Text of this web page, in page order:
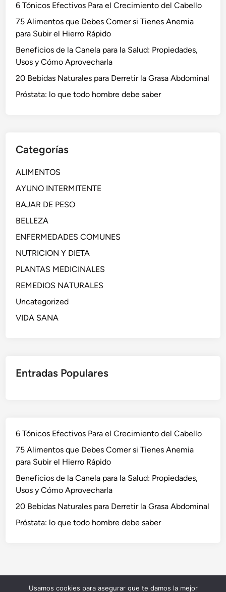
6 Tónicos Efectivos Para el Crecimiento del Cabello
75 Alimentos que Debes Comer si Tienes Anemia
para Subir el Hierro Rápido
Beneficios de la Canela para la Salud: Propiedades,
Usos y Cómo Aprovecharla
20 Bebidas Naturales para Derretir la Grasa Abdominal
Próstata: lo que todo hombre debe saber
Categorías
ALIMENTOS
AYUNO INTERMITENTE
BAJAR DE PESO
BELLEZA
ENFERMEDADES COMUNES
NUTRICION Y DIETA
PLANTAS MEDICINALES
REMEDIOS NATURALES
Uncategorized
VIDA SANA
Entradas Populares
6 Tónicos Efectivos Para el Crecimiento del Cabello
75 Alimentos que Debes Comer si Tienes Anemia
para Subir el Hierro Rápido
Beneficios de la Canela para la Salud: Propiedades,
Usos y Cómo Aprovecharla
20 Bebidas Naturales para Derretir la Grasa Abdominal
Próstata: lo que todo hombre debe saber
Usamos cookies para asegurar que te damos la mejor